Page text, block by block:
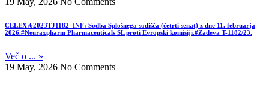
CELEX:62023TJ1182_INF: Sodba Splošnega sodišča (četrti senat) z dne 11. februarja
2026.#Neuraxpharm Pharmaceuticals SL proti Evropski komisiji.#Zadeva T-1182/23.
Več o ... »
19 May, 2026 No Comments